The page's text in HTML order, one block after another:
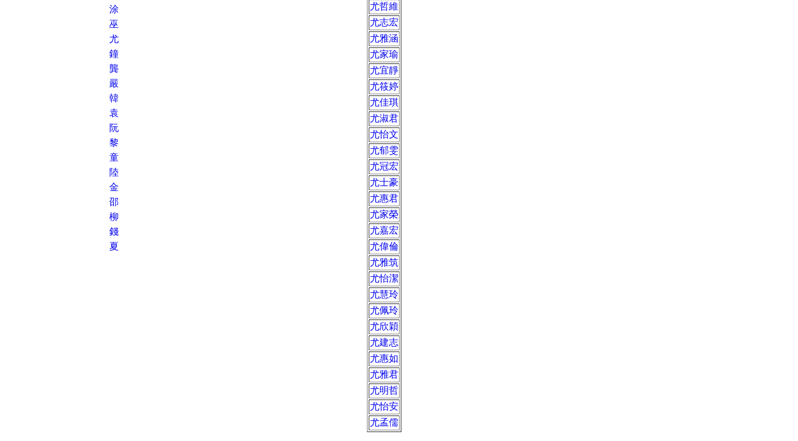
涂
巫
尤
鐘
龔
嚴
韓
袁
阮
黎
童
陸
金
邵
柳
錢
夏
尤哲維
尤志宏
尤雅涵
尤家瑜
尤宜靜
尤筱婷
尤佳琪
尤淑君
尤怡文
尤郁雯
尤冠宏
尤士豪
尤惠君
尤家榮
尤嘉宏
尤偉倫
尤雅筑
尤怡潔
尤慧玲
尤佩玲
尤欣穎
尤建志
尤惠如
尤雅君
尤明哲
尤怡安
尤孟儒